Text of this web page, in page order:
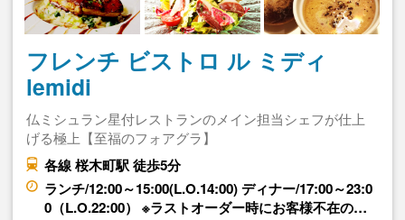
フレンチ ビストロ ル ミディ
lemidi
仏ミシュラン星付レストランのメイン担当シェフが仕上
げる極上【至福のフォアグラ】
各線 桜木町駅 徒歩5分
ランチ/12:00～15:00(L.O.14:00) ディナー/17:00～23:0
0（L.O.22:00） ※ラストオーダー時にお客様不在の…